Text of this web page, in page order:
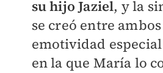
su hijo Jaziel, y la
se creó entre
emotividad especial
en la que María lo